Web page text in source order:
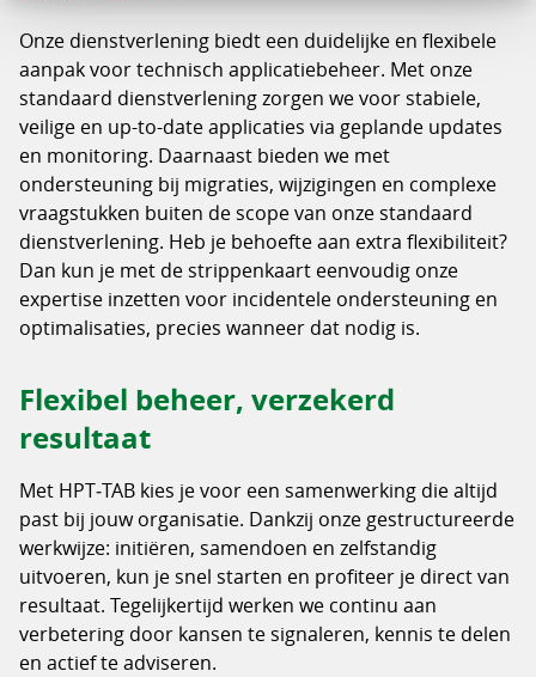
Onze dienstverlening biedt een duidelijke en flexibele
aanpak voor technisch applicatiebeheer. Met onze
standaard dienstverlening zorgen we voor stabiele,
veilige en up-to-date applicaties via geplande updates
en monitoring. Daarnaast bieden we met
ondersteuning bij migraties, wijzigingen en complexe
vraagstukken buiten de scope van onze standaard
dienstverlening. Heb je behoefte aan extra flexibiliteit?
Dan kun je met de strippenkaart eenvoudig onze
expertise inzetten voor incidentele ondersteuning en
optimalisaties, precies wanneer dat nodig is.
Flexibel beheer, verzekerd
resultaat
Met HPT‑TAB kies je voor een samenwerking die altijd
past bij jouw organisatie. Dankzij onze gestructureerde
werkwijze: initiëren, samendoen en zelfstandig
uitvoeren, kun je snel starten en profiteer je direct van
resultaat. Tegelijkertijd werken we continu aan
verbetering door kansen te signaleren, kennis te delen
en actief te adviseren.